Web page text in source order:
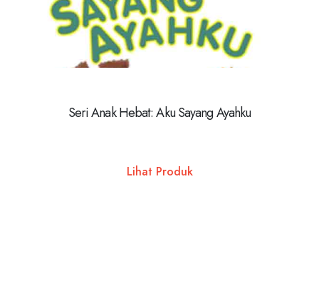
Seri Anak Hebat: Aku Sayang Ayahku
Lihat Produk